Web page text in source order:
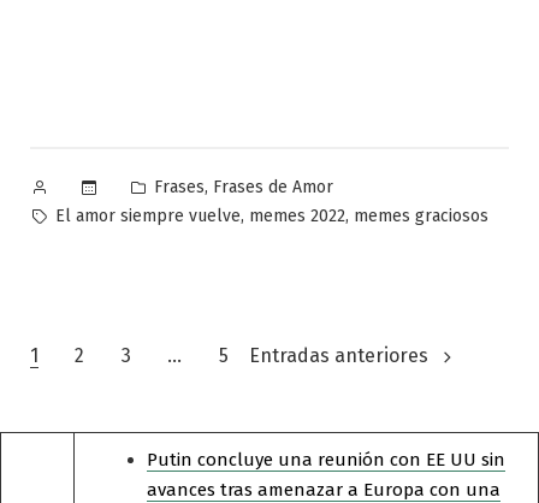
Publicado
por
Publicado
en
Frases, Frases de Amor
Etiquetas:
El amor siempre vuelve, memes 2022, memes graciosos
Paginación
entradas
1 2 3 … 5 Entradas anteriores
Putin concluye una reunión con EE UU sin
avances tras amenazar a Europa con una